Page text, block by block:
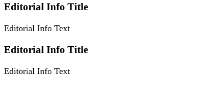
Editorial Info Title
Editorial Info Text
Editorial Info Title
Editorial Info Text